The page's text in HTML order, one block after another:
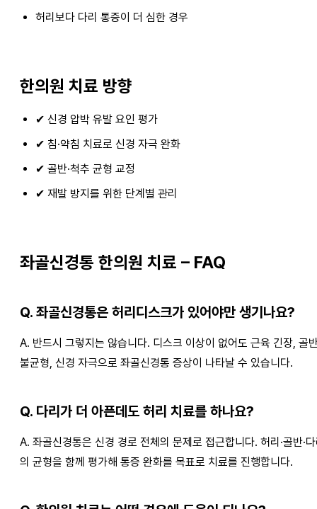
허리보다 다리 통증이 더 심한 경우
한의원 치료 방향
✔ 신경 압박 유발 요인 평가
✔ 침·약침 치료로 신경 자극 완화
✔ 골반·척추 균형 교정
✔ 재발 방지를 위한 단계별 관리
좌골신경통 한의원 치료 – FAQ
Q. 좌골신경통은 허리디스크가 있어야만 생기나요?
A. 반드시 그렇지는 않습니다. 디스크 이상이 없어도 근육 긴장, 골
불균형, 신경 자극으로 좌골신경통 증상이 나타날 수 있습니다.
Q. 다리가 더 아픈데도 허리 치료를 하나요?
A. 좌골신경통은 신경 경로 전체의 문제로 접근합니다. 허리·골반·
의 균형을 함께 평가해 통증 완화를 목표로 치료를 진행합니다.